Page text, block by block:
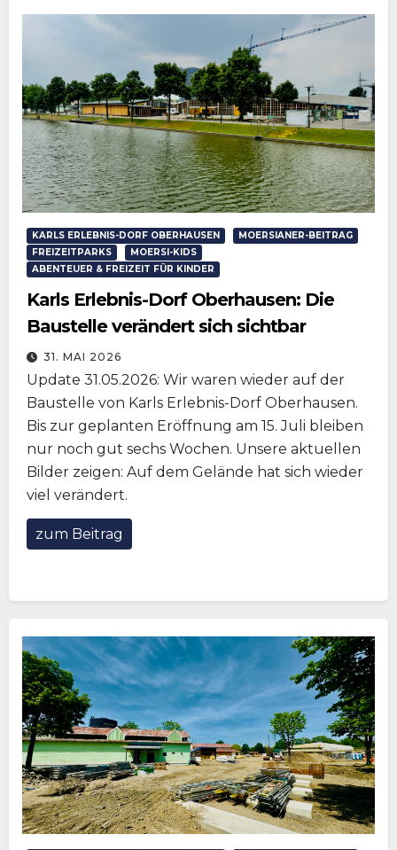
KARLS ERLEBNIS-DORF OBERHAUSEN
MOERSIANER-BEITRAG
FREIZEITPARKS
MOERSI-KIDS
ABENTEUER & FREIZEIT FÜR KINDER
Karls Erlebnis-Dorf Oberhausen: Die
Baustelle verändert sich sichtbar
31. MAI 2026
Update 31.05.2026: Wir waren wieder auf der
Baustelle von Karls Erlebnis-Dorf Oberhausen.
Bis zur geplanten Eröffnung am 15. Juli bleiben
nur noch gut sechs Wochen. Unsere aktuellen
Bilder zeigen: Auf dem Gelände hat sich wieder
viel verändert.
zum Beitrag